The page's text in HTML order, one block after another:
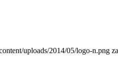
uploads/2014/05/logo-n.png